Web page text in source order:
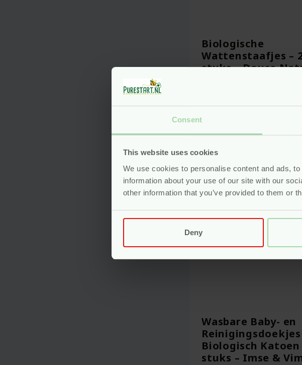
Consent
This website uses cookies
We use cookies to personalise content and ads,
information about your use of our site with our
other information that you’ve provided to them or
Deny
Biologische
Wattenstaafjes –
stuks – Douce
Bekijken
Wasbare Baby- en
Reinigingsdoekjes
Biologisch Katoen
stuks – Imse &